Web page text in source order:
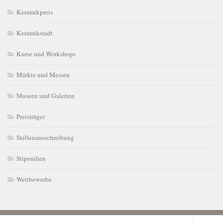
Keramikpreis
Keramikstadt
Kurse und Workshops
Märkte und Messen
Museen und Galerien
Preisträger
Stellenausschreibung
Stipendien
Wettbewerbe